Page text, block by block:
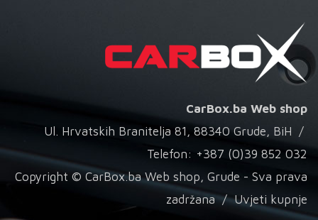
CarBox.ba Web shop
Ul. Hrvatskih Branitelja 81, 88340 Grude, BiH /
Telefon: +387 (0)39 852 032
Copyright © CarBox.ba Web shop, Grude - Sva prava
zadržana /Uvjeti kupnje